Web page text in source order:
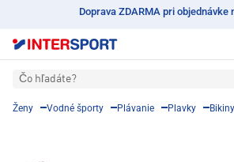
Doprava ZDARMA pri objednávke
Čo hľadáte?
Ženy Vodné športy Plávanie Plavky Bikiny